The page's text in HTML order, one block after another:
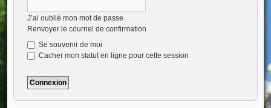
J’ai oublié mon mot de passe
Renvoyer le courriel de confirmation
Se souvenir de moi
Cacher mon statut en ligne pour cette session